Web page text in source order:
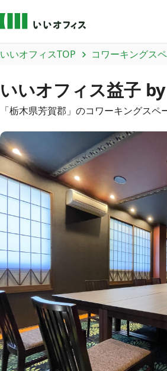
いいオフィスTOP コワーキングス
いいオフィス益子
「栃木県芳賀郡 」のコワーキングスペ